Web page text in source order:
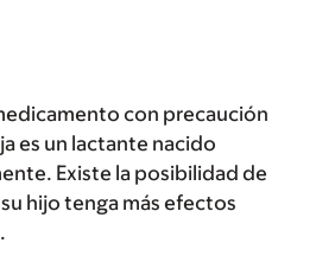
con precaución
es un lactante nacido
Existe la posibilidad de
hijo tenga más efectos